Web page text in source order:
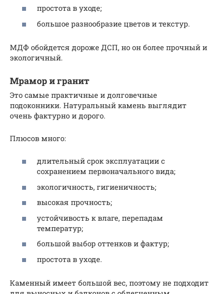
простота в уходе;
большое разнообразие цветов и текстур.
МДФ обойдется дороже ДСП, но он более прочный и
экологичный.
Мрамор и гранит
Это самые практичные и долговечные
подоконники. Натуральный камень выглядит
очень фактурно и дорого.
Плюсов много:
длительный срок эксплуатации с
сохранением первоначального вида;
экологичность, гигиеничность;
высокая прочность;
устойчивость к влаге, перепадам
температур;
большой выбор оттенков и фактур;
простота в уходе.
Каменный имеет большой вес, поэтому не подходит